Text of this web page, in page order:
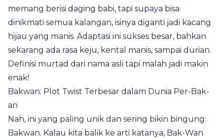
memang berisi daging babi, tapi supaya bisa
dinikmati semua kalangan, isinya diganti jadi kacang
hijau yang manis. Adaptasi ini sukses besar, bahkan
sekarang ada rasa keju, kental manis, sampai durian.
Definisi murtad dari nama asli tapi malah jadi makin
enak!
Bakwan: Plot Twist Terbesar dalam Dunia Per-Bak-
an
Nah, ini yang paling unik dan sering bikin bingung:
Bakwan. Kalau kita balik ke arti katanya, Bak-Wan